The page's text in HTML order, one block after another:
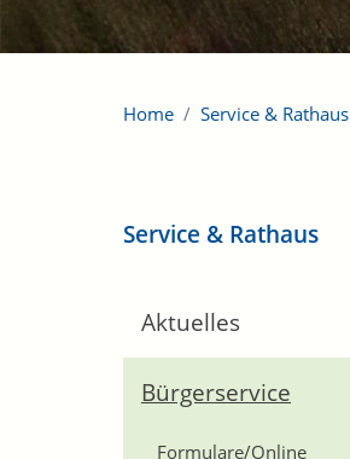
Home Service & Rathaus
Service & Rathaus
Aktuelles
Bürgerservice
Formulare/Online